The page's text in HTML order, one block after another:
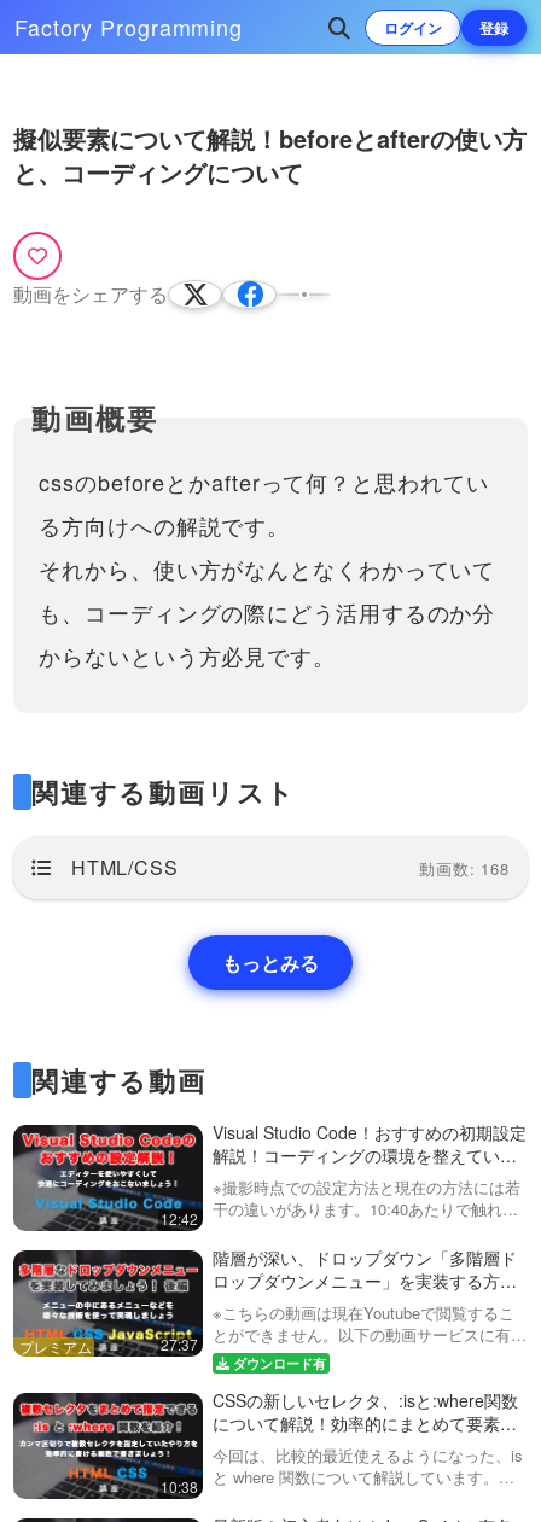
Factory Programming ログイン 登録
Video
次によく再生されている動画
初心者向け！text-align徹底解
介しています！実はこのCSSプロパ
ティは文字だけに効く訳ではありま
擬似要素について解説！beforeとafterの使い方
と、コーディングについて
動画をシェアする
cssのbeforeとかafterって何？と思われてい
る方向けへの解説です。
それから、使い方がなんとなくわかっていて
も、コーディングの際にどう活用するのか分
からないという方必見です。
関連する動画リスト
HTML/CSS 動画数: 168
もっとみる
関連する動画
12:42
Visual Studio Code！おすすめの初期設定
解説！コーディングの環境を整えていき
ましょう！
※撮影時点での設定方法と現在の方法には若
干の違いがあります。10:40あたりで触れて
在の手順は以下の通りです。1. 検索欄で
「emmet vari…
27:37
階層が深い、ドロップダウン「多階層ド
ロップダウンメニュー」を実装する方
法！WordPress（ワードプレス）のカス
タムメニューにも対応！後編
※こちらの動画は現在Youtubeで閲覧するこ
とができません。以下の動画サービスに有料
登録（プレミアム会員）することで閲覧可能
です。https://factory-programming-mv.co…
ダウンロード有
10:38
CSSの新しいセレクタ、:isと:where関数
について解説！効率的にまとめて要素を
指定可能！
今回は、比較的最近使えるようになった、is
と where 関数について解説しています。